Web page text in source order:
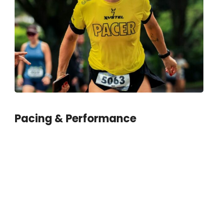
Pacing & Performance